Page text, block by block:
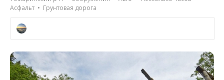
Асфальт • Грунтовая дорога